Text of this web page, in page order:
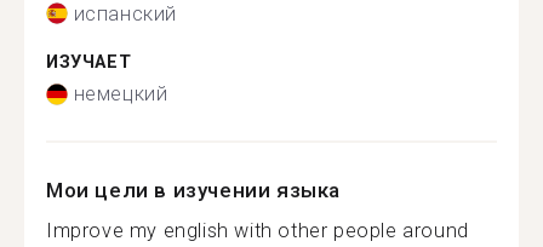
испанский
ИЗУЧАЕТ
немецкий
Мои цели в изучении языка
Improve my english with other people around